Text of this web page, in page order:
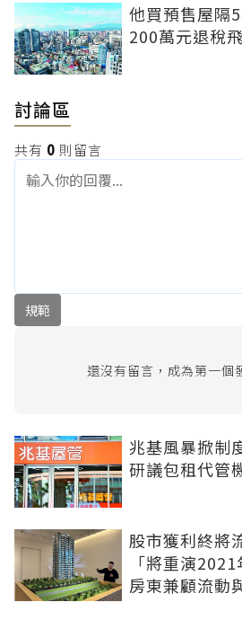
他買預售屋隔
200萬元退稅
討論區
共有 0 則留言
規範
還沒有留言，成為第一個
兆基風暴掀制
研議包租代管
股市獲利終將
「將重演
房東兼顧流動